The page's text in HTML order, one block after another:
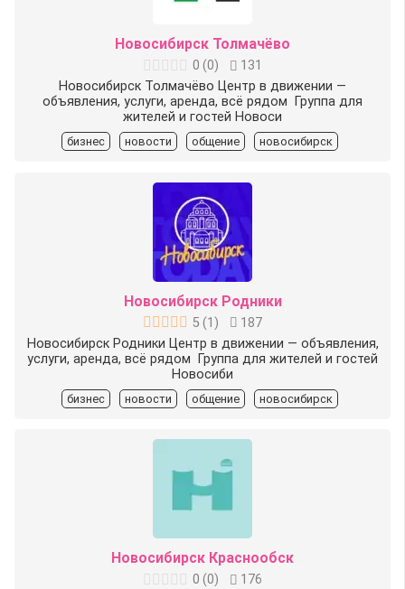
Новосибирск Толмачёво
0 (0)
131
Новосибирск Толмачёво Центр в движении —
объявления, услуги, аренда, всё рядом ️ Группа для
жителей и гостей Новоси
бизнес новости общение новосибирск
Новосибирск Родники
5 (1 )
187
Новосибирск Родники Центр в движении — объявления,
услуги, аренда, всё рядом ️ Группа для жителей и гостей
Новосиби
бизнес новости общение новосибирск
Новосибирск Краснообск
0 (0)
176